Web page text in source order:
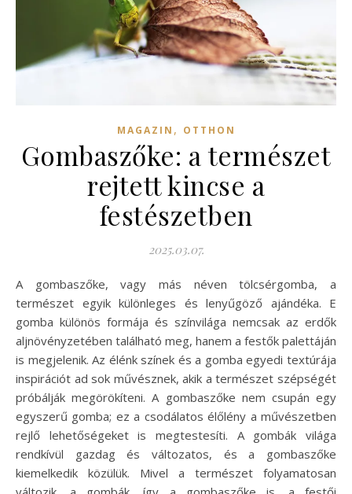
MAGAZIN , OTTHON
Gombaszőke: a természet
rejtett kincse a
festészetben
2025.03.07.
A gombaszőke, vagy más néven tölcsérgomba, a
természet egyik különleges és lenyűgöző ajándéka. E
gomba különös formája és színvilága nemcsak az erdők
aljnövényzetében található meg, hanem a festők palettáján
is megjelenik. Az élénk színek és a gomba egyedi textúrája
inspirációt ad sok művésznek, akik a természet szépségét
próbálják megörökíteni. A gombaszőke nem csupán egy
egyszerű gomba; ez a csodálatos élőlény a művészetben
rejlő lehetőségeket is megtestesíti. A gombák világa
rendkívül gazdag és változatos, és a gombaszőke
kiemelkedik közülük. Mivel a természet folyamatosan